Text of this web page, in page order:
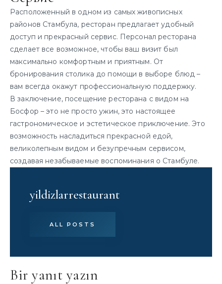
Расположенный в одном из самых живописных
районов Стамбула, ресторан предлагает удобный
доступ и прекрасный сервис. Персонал ресторана
сделает все возможное, чтобы ваш визит был
максимально комфортным и приятным. От
бронирования столика до помощи в выборе блюд –
вам всегда окажут профессиональную поддержку.
В заключение, посещение ресторана с видом на
Босфор – это не просто ужин, это настоящее
гастрономическое и эстетическое приключение. Это
возможность насладиться прекрасной едой,
великолепным видом и безупречным сервисом,
создавая незабываемые воспоминания о Стамбуле.
yildizlarrestaurant
ALL POSTS
Bir yanıt yazın